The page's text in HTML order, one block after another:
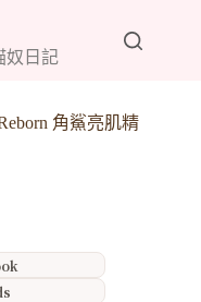
奴日記
角鯊亮肌精